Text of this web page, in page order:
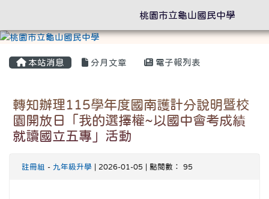
本站消息 分月文章 電子報列表
轉知辦理115學年度國南護計分說明暨校
園開放日「我的選擇權~以國中會考成績
就讀國立五專」活動
註冊組 - 九年級升學 | 2026-01-05 | 點閱數： 95
桃園市立龜山國民中學